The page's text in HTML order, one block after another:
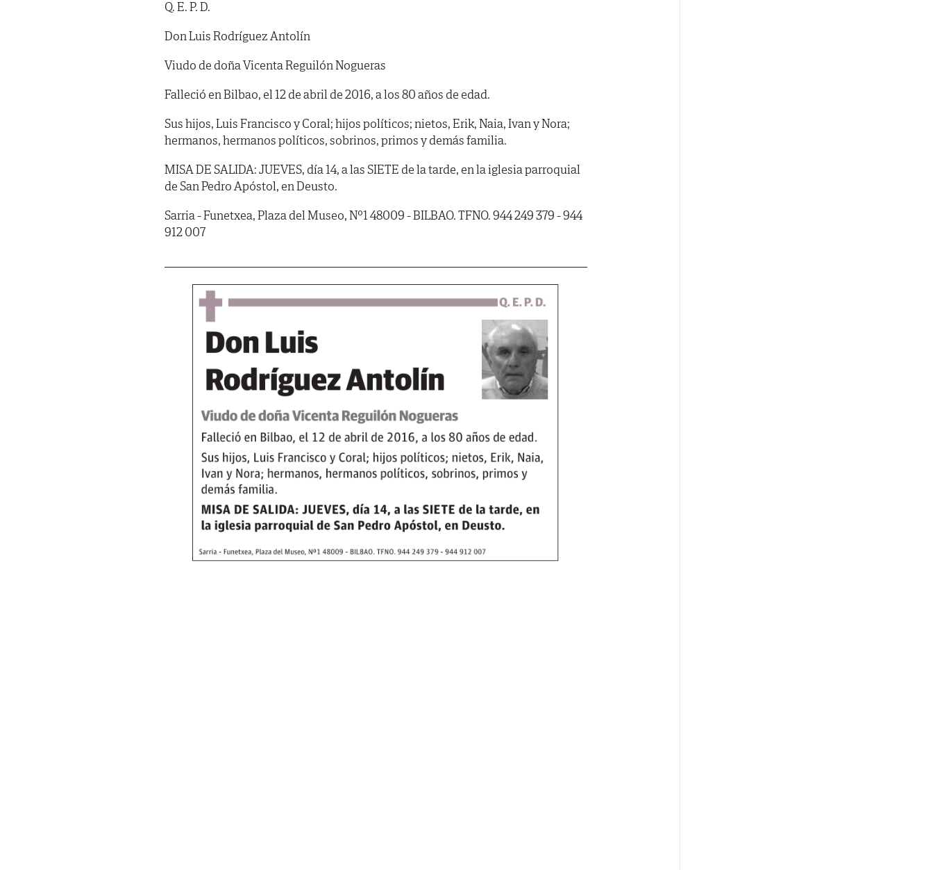
Q. E. P. D.
Don Luis Rodríguez Antolín
Viudo de doña Vicenta Reguilón Nogueras
Falleció en Bilbao, el 12 de abril de 2016, a los 80 años de edad.
Sus hijos, Luis Francisco y Coral; hijos políticos; nietos, Erik, Naia, Ivan y Nora;
hermanos, hermanos políticos, sobrinos, primos y demás familia.
MISA DE SALIDA: JUEVES, día 14, a las SIETE de la tarde, en la iglesia parroquial
de San Pedro Apóstol, en Deusto.
Sarria - Funetxea, Plaza del Museo, Nº1 48009 - BILBAO. TFNO. 944 249 379 - 944
912 007